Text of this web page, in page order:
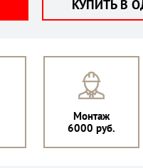
КУПИТЬ В
Монтаж
6000 руб.